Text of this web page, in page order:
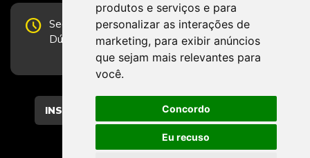
produtos e serviços e para
personalizar as interações de
marketing, para exibir anúncios
que sejam mais relevantes para
você.
Concordo
Eu recuso
schedule Segunda-feira a Sexta-feira de 12h às 19h.
Dúvidas e sugestões pelo Fale Conosco.